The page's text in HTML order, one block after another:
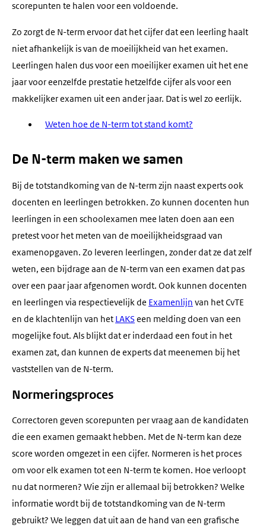
scorepunten te halen voor een voldoende.
Zo zorgt de N-term ervoor dat het cijfer dat een leerling haalt
niet afhankelijk is van de moeilijkheid van het examen.
Leerlingen halen dus voor een moeilijker examen uit het ene
jaar voor eenzelfde prestatie hetzelfde cijfer als voor een
makkelijker examen uit een ander jaar. Dat is wel zo eerlijk.
Weten hoe de N-term tot stand komt?
De N-term maken we samen
Bij de totstandkoming van de N-term zijn naast experts ook
docenten en leerlingen betrokken. Zo kunnen docenten hun
leerlingen in een schoolexamen mee laten doen aan een
pretest voor het meten van de moeilijkheidsgraad van
examenopgaven. Zo leveren leerlingen, zonder dat ze dat zelf
weten, een bijdrage aan de N-term van een examen dat pas
over een paar jaar afgenomen wordt. Ook kunnen docenten
en leerlingen via respectievelijk de Examenlijn van het CvTE
en de klachtenlijn van het LAKS een melding doen van een
mogelijke fout. Als blijkt dat er inderdaad een fout in het
examen zat, dan kunnen de experts dat meenemen bij het
vaststellen van de N-term.
Normeringsproces
Correctoren geven scorepunten per vraag aan de kandidaten
die een examen gemaakt hebben. Met de N-term kan deze
score worden omgezet in een cijfer. Normeren is het proces
om voor elk examen tot een N-term te komen. Hoe verloopt
nu dat normeren? Wie zijn er allemaal bij betrokken? Welke
informatie wordt bij de totstandkoming van de N-term
gebruikt? We leggen dat uit aan de hand van een grafische